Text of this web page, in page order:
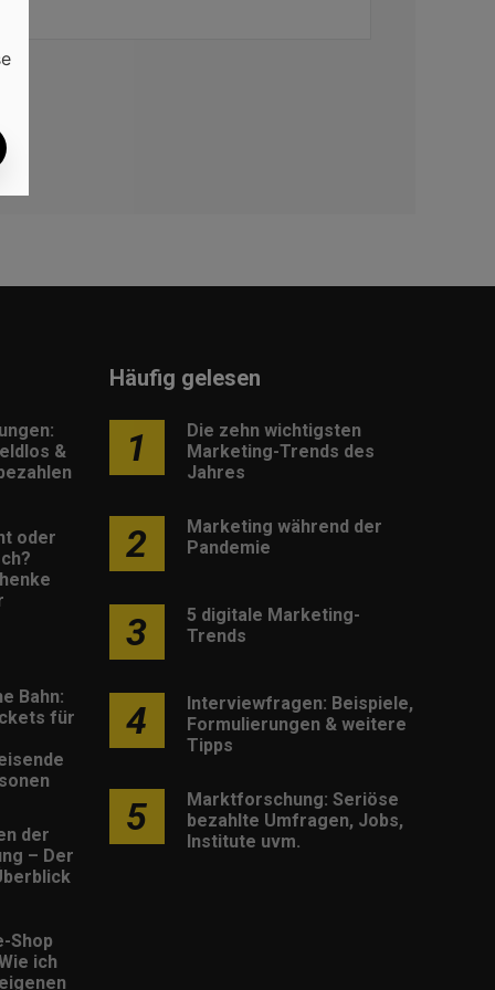
&
oder
Bahn:
für
der
– Der
Shop
ich
Häufig gelesen
1
Die zehn wichtigsten
Marketing-Trends des
Jahres
2
Marketing während der
Pandemie
3
5 digitale Marketing-
Trends
4
Interviewfragen: Beispiele,
Formulierungen & weitere
Tipps
5
Marktforschung: Seriöse
bezahlte Umfragen, Jobs,
Institute uvm.